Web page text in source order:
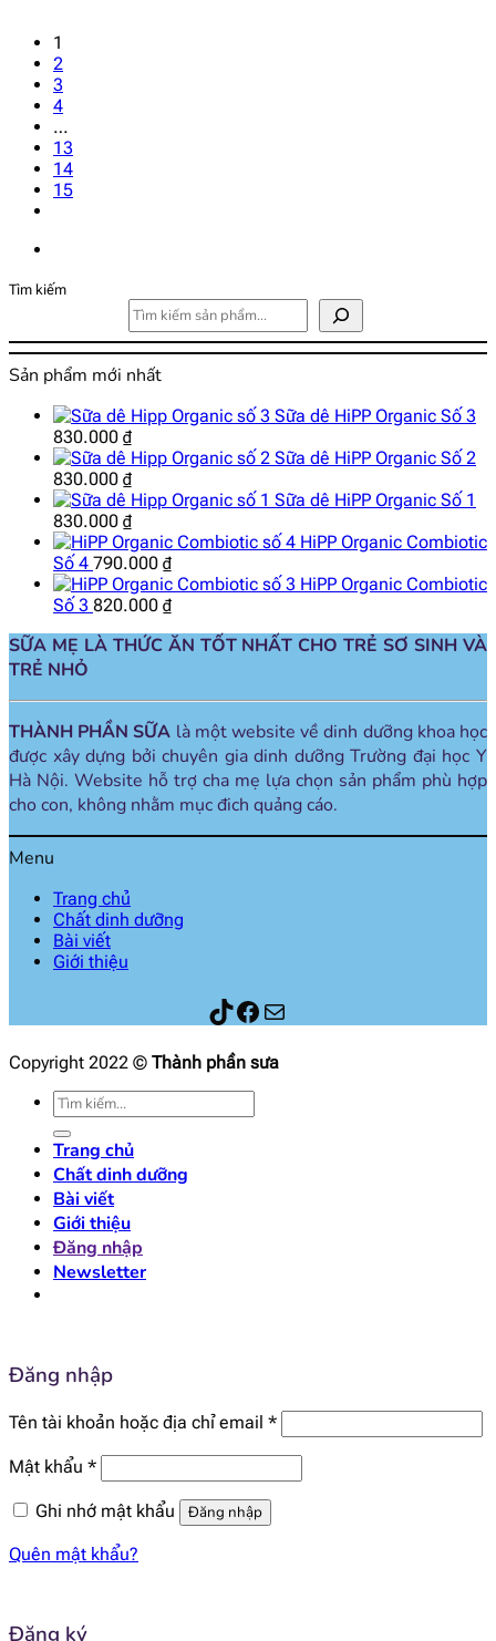
1
2
3
4
…
13
14
15
Tìm kiếm
Sản phẩm mới nhất
Sữa dê HiPP Organic Số 3
830.000 ₫
Sữa dê HiPP Organic Số 2
830.000 ₫
Sữa dê HiPP Organic Số 1
830.000 ₫
HiPP Organic Combiotic
Số 4 790.000 ₫
HiPP Organic Combiotic
Số 3 820.000 ₫
SỮA MẸ LÀ THỨC ĂN TỐT NHẤT CHO TRẺ SƠ SINH VÀ
TRẺ NHỎ
THÀNH PHẦN SỮA là một website về dinh dưỡng khoa học
được xây dựng bởi chuyên gia dinh dưỡng Trường đại học Y
Hà Nội. Website hỗ trợ cha mẹ lựa chọn sản phẩm phù hợp
cho con, không nhằm mục đich quảng cáo.
Menu
Trang chủ
Chất dinh dưỡng
Bài viết
Giới thiệu
Thành phần sữaFacebook
Mail
Copyright 2022 © Thành phần sưa
Tìm
kiếm:
Trang chủ
Chất dinh dưỡng
Bài viết
Giới thiệu
Đăng nhập
Newsletter
Đăng nhập
Tên tài khoản hoặc địa chỉ email *Bắt
buộc
Mật khẩu *Bắt
buộc
Ghi nhớ mật khẩu
Đăng nhập
Quên mật khẩu?
Đăng ký